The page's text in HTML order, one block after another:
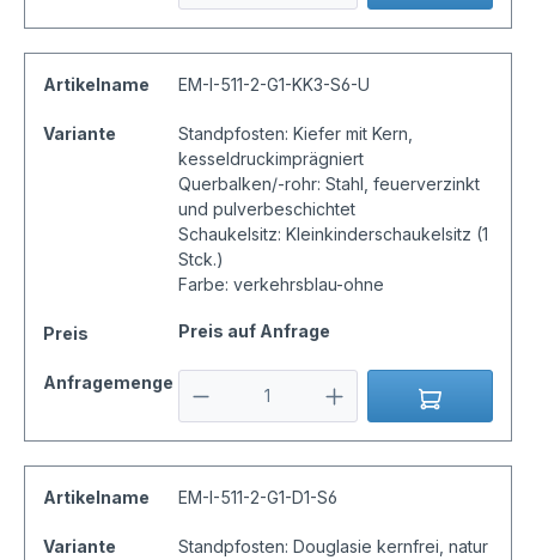
Artikelname EM-I-511-2-G1-KK3-S6-U
Variante
Standpfosten: Kiefer mit Kern,
kesseldruckimprägniert
Querbalken/-rohr: Stahl, feuerverzinkt
und pulverbeschichtet
Schaukelsitz: Kleinkinderschaukelsitz (1
Stck.)
Farbe: verkehrsblau-ohne
Preis Preis auf Anfrage
Anfragemenge
Artikelname EM-I-511-2-G1-D1-S6
Variante
Standpfosten: Douglasie kernfrei, natur